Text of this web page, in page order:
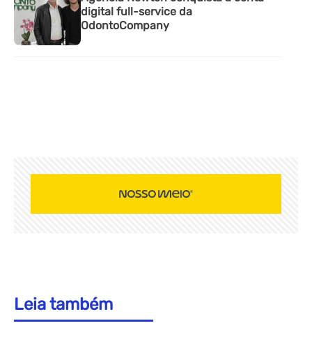
digital full-service da
OdontoCompany
Leia também